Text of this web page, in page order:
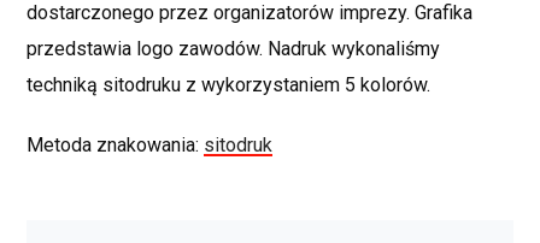
dostarczonego przez organizatorów imprezy. Grafika
przedstawia logo zawodów. Nadruk wykonaliśmy
techniką sitodruku z wykorzystaniem 5 kolorów.
Metoda znakowania: sitodruk